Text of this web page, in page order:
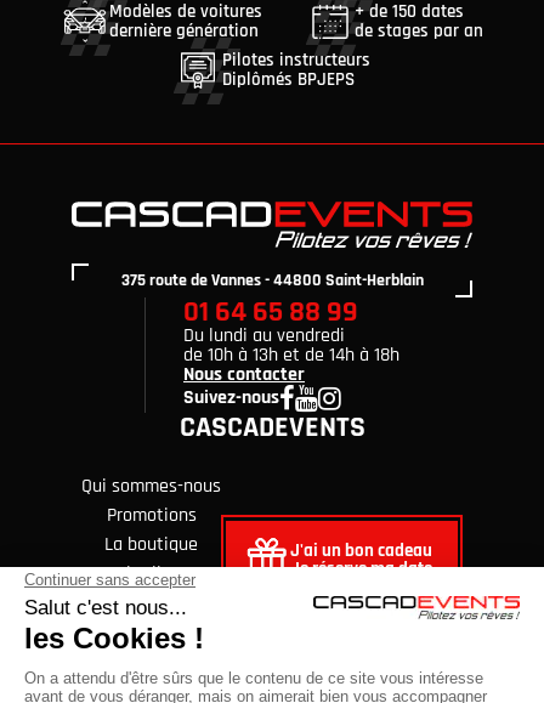
Modèles de voitures
dernière génération
+ de 150 dates
de stages par an
Pilotes instructeurs
Diplômés BPJEPS
375 route de Vannes - 44800 Saint-Herblain
CASCADEVENTS
Qui sommes-nous
Promotions
La boutique
Avis clients
FAQ
Blog
J'ai un bon cadeau
Je réserve ma date
01 64 65 88 99
Du lundi au vendredi
de 10h à 13h et de 14h à 18h
Nous contacter
Suivez-nous